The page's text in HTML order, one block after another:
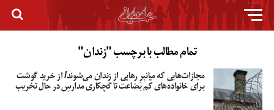
تمام مطالب با برچسب "زندان"
مجازات‌هایی که میانبرِ رهایی از زندان می‌شوند/ از خرید گوشت
برای خانواده‌های کم بضاعت تا گچکاری مدارسِ در حال تخریب